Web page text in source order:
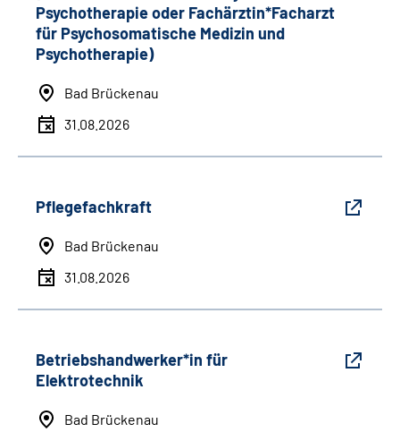
Psychotherapie oder Fachärztin*Facharzt
für Psychosomatische Medizin und
Psychotherapie)
Bad Brückenau
31.08.2026
Pflegefachkraft
Bad Brückenau
31.08.2026
Betriebshandwerker*in für
Elektrotechnik
Bad Brückenau